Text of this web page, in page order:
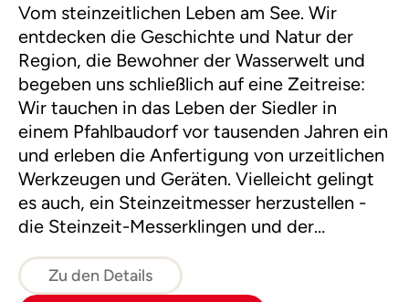
Vom steinzeitlichen Leben am See. Wir
entdecken die Geschichte und Natur der
Region, die Bewohner der Wasserwelt und
begeben uns schließlich auf eine Zeitreise:
Wir tauchen in das Leben der Siedler in
einem Pfahlbaudorf vor tausenden Jahren ein
und erleben die Anfertigung von urzeitlichen
Werkzeugen und Geräten. Vielleicht gelingt
es auch, ein Steinzeitmesser herzustellen -
die Steinzeit-Messerklingen und der
Zu den Details